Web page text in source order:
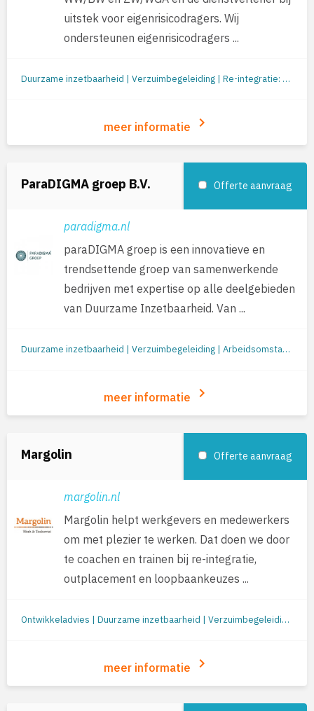
uitstek voor eigenrisicodragers. Wij
ondersteunen eigenrisicodragers ...
Duurzame inzetbaarheid | Verzuimbegeleiding | Re-integratie: begeleiding naar werk | Outplacement | Loopbaanbegeleiding | Loopbaanontwikkeling | Mobiliteit
meer informatie keyboard_arrow_right
ParaDIGMA groep B.V. Offerte aanvraag
paradigma.nl
paraDIGMA groep is een innovatieve en
trendsettende groep van samenwerkende
bedrijven met expertise op alle deelgebieden
van Duurzame Inzetbaarheid. Van ...
Duurzame inzetbaarheid | Verzuimbegeleiding | Arbeidsomstandigheden (o.a. RI&E en werkplekonderzoek) | Preventie/gezondheid | Re-integratie: begeleiding naar werk | Jobcoaching | Re-integratie tweede spoor | Outplacement | Loopbaanbegeleiding | Loopbaanontwikkeling | Mobiliteit
meer informatie keyboard_arrow_right
Margolin Offerte aanvraag
margolin.nl
Margolin helpt werkgevers en medewerkers
om met plezier te werken. Dat doen we door
te coachen en trainen bij re-integratie,
outplacement en loopbaankeuzes ...
Ontwikkeladvies | Duurzame inzetbaarheid | Verzuimbegeleiding | Re-integratie: begeleiding naar werk | Re-integratie tweede spoor | Outplacement | Loopbaanbegeleiding | Loopbaanontwikkeling | Mobiliteit
meer informatie keyboard_arrow_right